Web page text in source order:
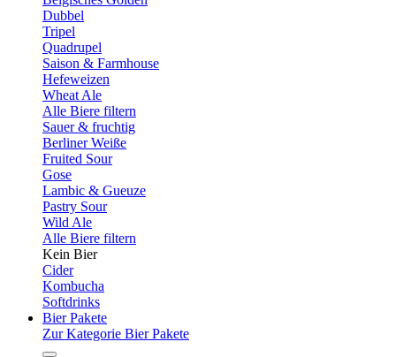
Dubbel
Tripel
Quadrupel
Saison & Farmhouse
Hefeweizen
Wheat Ale
Alle Biere filtern
Sauer & fruchtig
Berliner Weiße
Fruited Sour
Gose
Lambic & Gueuze
Pastry Sour
Wild Ale
Alle Biere filtern
Kein Bier
Cider
Kombucha
Softdrinks
Bier Pakete
Zur Kategorie Bier Pakete